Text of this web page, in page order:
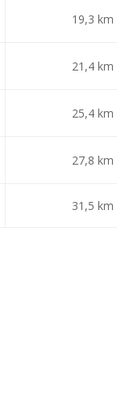
19,3 km
21,4 km
25,4 km
27,8 km
31,5 km